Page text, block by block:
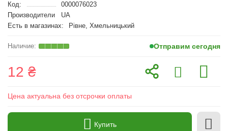
Код:
0000076023
Производители
UA
Есть в магазинах:
Рівне, Хмельницький
Отправим сегодня
12 ₴
Цена актуальна без отсрочки оплаты
Купить